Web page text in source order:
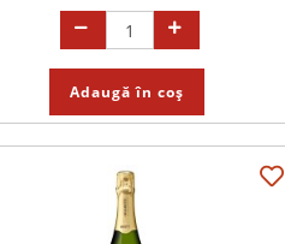
Adaugă în coș